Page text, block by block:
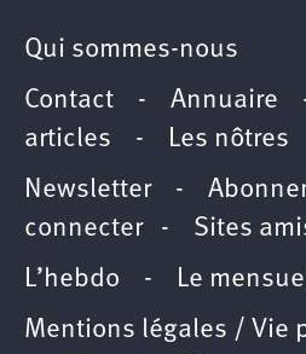
Qui sommes-nous
Contact - Annuaire
articles - Les nôtres
Newsletter-
connecter- Sites
L’hebdo - Le
Mentions légales / Vie